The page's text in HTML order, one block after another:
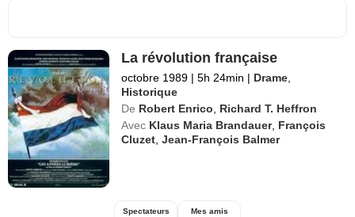
La révolution française
octobre 1989 | 5h 24min | Drame,
Historique
De Robert Enrico, Richard T. Heffron
Avec Klaus Maria Brandauer, François
Cluzet,Jean-François Balmer
Spectateurs Mes amis